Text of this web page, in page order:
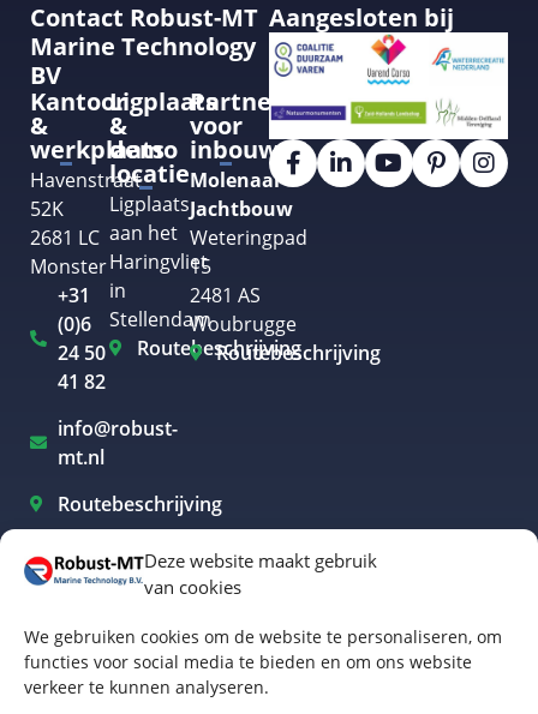
Deze website maakt gebruik
van cookies
We gebruiken cookies om de website te personaliseren, om
functies voor social media te bieden en om ons website
verkeer te kunnen analyseren.
Contact Robust-MT
Marine Technology
BV
Kantoor
&
werkplaats
Havenstraat
52K
2681 LC
Monster
+31
(0)6
24 50
41 82
info@robust-
mt.nl
Routebeschrijving
Ligplaats
&
demo
locatie
Ligplaats
aan het
Haringvliet
in
Stellendam
Routebeschrijving
Partner
voor
inbouw
Molenaar
Jachtbouw
Weteringpad
15
2481 AS
Woubrugge
Routebeschrijving
Aangesloten bij
Elektrisch varen Westland
Elektrisch varen Rotterdam
Elektrisch varen Amsterdam